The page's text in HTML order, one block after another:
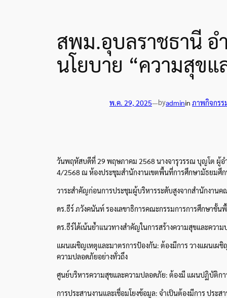
สพม.อุบลราชธานี อ
นโยบาย “ความสุข
พ.ค. 29, 2025—byadminin ภาพกิจกรร
วันพฤหัสบดีที่ 29 พฤษภาคม 2568 นางจารุวรรณ บุญโต ผู้อ
4/2568 ณ ห้องประชุมสำนักงานเขตพื้นที่การศึกษามัธยมศึ
วาระสำคัญก่อนการประชุมผู้บริหารระดับสูงจากสำนักงาน
ดร.ธีร์ ภวังคนันท์ รองเลขาธิการคณะกรรมการการศึกษาขั้น
ดร.ธีร์ได้เน้นย้ำแนวทางสำคัญในการสร้างความสุขและความ
แผนเผชิญเหตุและมาตรการป้องกัน: ต้องมีการ วางแผนเผชิ
ความปลอดภัยอย่างทั่วถึง
ศูนย์บริหารความสุขและความปลอดภัย: ต้องมี แผนปฏิบัติก
การประสานงานและเชื่อมโยงข้อมูล: จำเป็นต้องมีการ ประส